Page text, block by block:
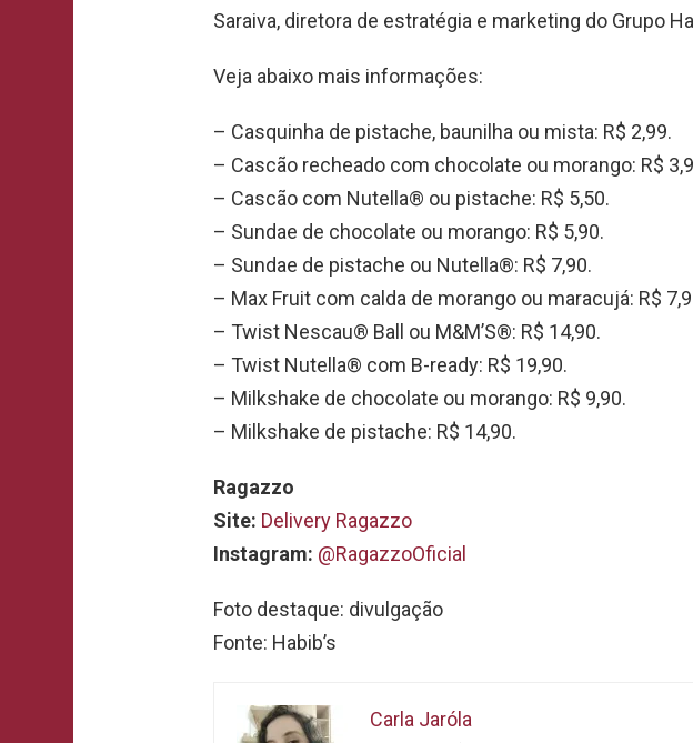
Saraiva, diretora de estratégia e marketing do Grupo
Veja abaixo mais informações:
– Casquinha de pistache, baunilha ou mista: R$ 2,99.
– Cascão recheado com chocolate ou morango: R$
– Cascão com Nutella® ou pistache: R$ 5,50.
– Sundae de chocolate ou morango: R$ 5,90.
– Sundae de pistache ou Nutella®: R$ 7,90.
– Max Fruit com calda de morango ou maracujá: R$
– Twist Nescau® Ball ou M&M’S®: R$ 14,90.
– Twist Nutella® com B-ready: R$ 19,90.
– Milkshake de chocolate ou morango: R$ 9,90.
– Milkshake de pistache: R$ 14,90.
Ragazzo
Site: Delivery Ragazzo
Instagram: @RagazzoOficial
Foto destaque: divulgação
Fonte: Habib’s
Carla Jaróla